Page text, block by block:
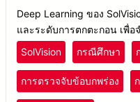
Deep Learning ของ
และระดับการตกตะกอน เพื่
ควบคุมคุณภาพได้อย่างมีประ
SolVision กรณีศึกษา
การตรวจจับข้อบกพร่อง